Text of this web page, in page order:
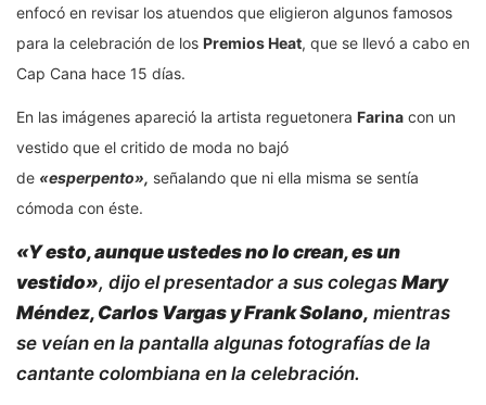
enfocó en revisar los atuendos que eligieron algunos famosos
para la celebración de los Premios Heat, que se llevó a cabo en
Cap Cana hace 15 días.
En las imágenes apareció la artista reguetonera Farina con un
vestido que el critido de moda no bajó
de «esperpento», señalando que ni ella misma se sentía
cómoda con éste.
«Y esto, aunque ustedes no lo crean, es un
vestido», dijo el presentador a sus colegas Mary
Méndez, Carlos Vargas y Frank Solano, mientras
se veían en la pantalla algunas fotografías de la
cantante colombiana en la celebración.